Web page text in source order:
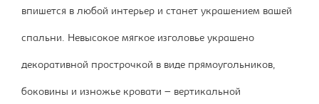
впишется в любой интерьер и станет украшением вашей
спальни. Невысокое мягкое изголовье украшено
декоративной прострочкой в виде прямоугольников,
боковины и изножье кровати – вертикальной